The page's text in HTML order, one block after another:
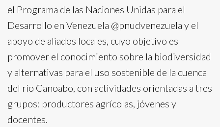
el Programa de las Naciones Unidas para el
Desarrollo en Venezuela @pnudvenezuela y el
apoyo de aliados locales, cuyo objetivo es
promover el conocimiento sobre la biodiversidad
y alternativas para el uso sostenible de la cuenca
del río Canoabo, con actividades orientadas a tres
grupos: productores agrícolas, jóvenes y
docentes.